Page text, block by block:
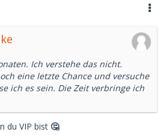
viele viele Stunden darin
Ich verstehe das nicht.
eine letzte Chance und versuche
ich es sein. Die Zeit verbringe ich
du VIP bist 🤔